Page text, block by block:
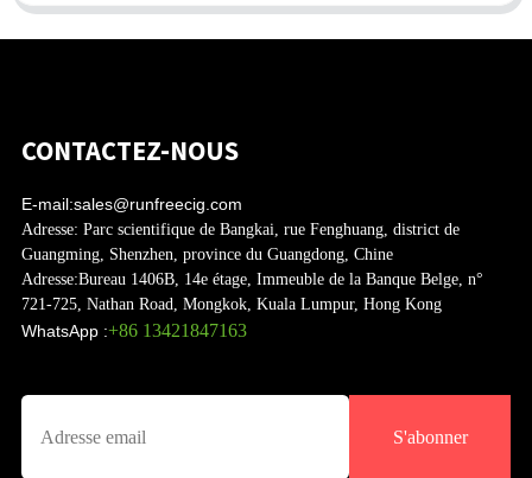
CONTACTEZ-NOUS
E-mail:sales@runfreecig.com
Adresse: Parc scientifique de Bangkai, rue Fenghuang, district de
Guangming, Shenzhen, province du Guangdong, Chine
Adresse:Bureau 1406B, 14e étage, Immeuble de la Banque Belge, n°
721-725, Nathan Road, Mongkok, Kuala Lumpur, Hong Kong
WhatsApp :+86 13421847163
S'abonner